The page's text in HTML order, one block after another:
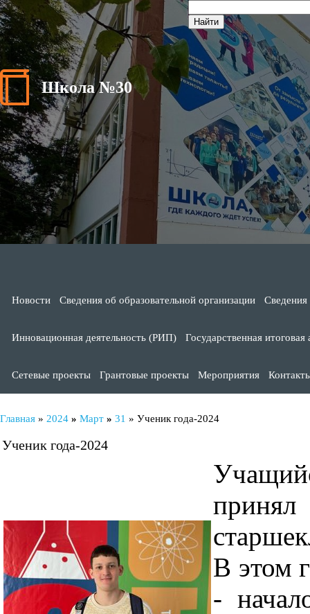
Школа №30
Новости Сведения об образовательной организации Сведения
Инновационная деятельность (РИП) Государственная итоговая
Сетевые проекты Грантовые проекты Мероприятия
Главная » 2024 » Март » 31 » Ученик года-2024
Ученик года-2024
принял
В этом
-